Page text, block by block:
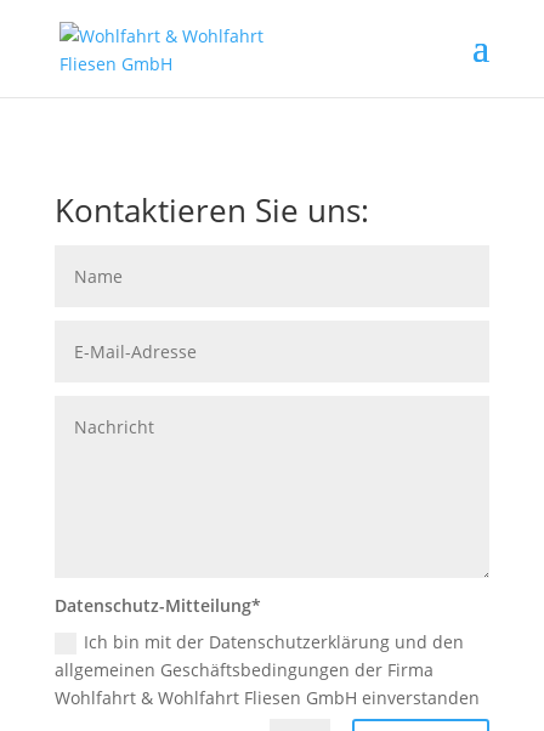
Kontaktieren Sie uns:
Datenschutz-Mitteilung*
Ich bin mit der Datenschutzerklärung und den
allgemeinen Geschäftsbedingungen der Firma
Wohlfahrt & Wohlfahrt Fliesen GmbH einverstanden